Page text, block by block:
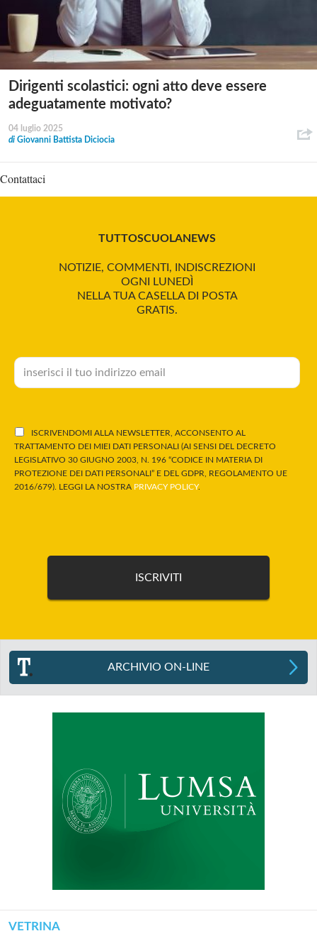
Dirigenti scolastici: ogni atto deve essere
adeguatamente motivato?
04 luglio 2025
di Giovanni Battista Diciocia
Contattaci
TUTTOSCUOLANEWS
NOTIZIE, COMMENTI, INDISCREZIONI
OGNI LUNEDÌ
NELLA TUA CASELLA DI POSTA
GRATIS.
ISCRIVENDOMI ALLA NEWSLETTER, ACCONSENTO AL
TRATTAMENTO DEI MIEI DATI PERSONALI (AI SENSI DEL DECRETO
LEGISLATIVO 30 GIUGNO 2003, N. 196 “CODICE IN MATERIA DI
PROTEZIONE DEI DATI PERSONALI” E DEL GDPR, REGOLAMENTO UE
2016/679). LEGGI LA NOSTRA PRIVACY POLICY.
ARCHIVIO ON-LINE
VETRINA